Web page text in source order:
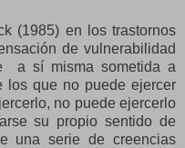
(1985) en los trastornos
de vulnerabilidad
a sí misma sometida a
los que no puede ejercer
no puede ejercerlo
su propio sentido de
una serie de creencias